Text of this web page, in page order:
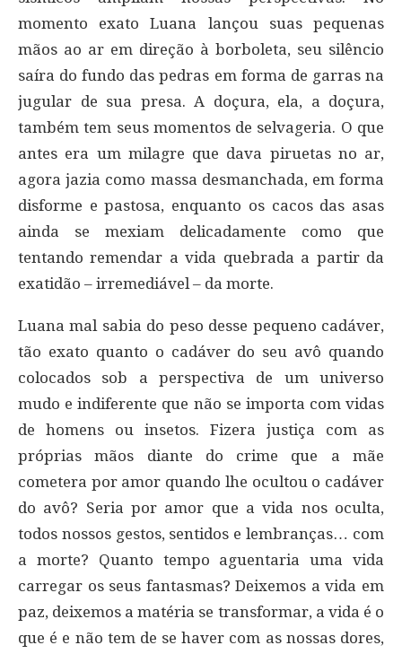
momento exato Luana lançou suas pequenas
mãos ao ar em direção à borboleta, seu silêncio
saíra do fundo das pedras em forma de garras na
jugular de sua presa. A doçura, ela, a doçura,
também tem seus momentos de selvageria. O que
antes era um milagre que dava piruetas no ar,
agora jazia como massa desmanchada, em forma
disforme e pastosa, enquanto os cacos das asas
ainda se mexiam delicadamente como que
tentando remendar a vida quebrada a partir da
exatidão – irremediável – da morte.
Luana mal sabia do peso desse pequeno cadáver,
tão exato quanto o cadáver do seu avô quando
colocados sob a perspectiva de um universo
mudo e indiferente que não se importa com vidas
de homens ou insetos. Fizera justiça com as
próprias mãos diante do crime que a mãe
cometera por amor quando lhe ocultou o cadáver
do avô? Seria por amor que a vida nos oculta,
todos nossos gestos, sentidos e lembranças… com
a morte? Quanto tempo aguentaria uma vida
carregar os seus fantasmas? Deixemos a vida em
paz, deixemos a matéria se transformar, a vida é o
que é e não tem de se haver com as nossas dores,